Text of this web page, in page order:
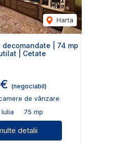
Harta
| 74 mp
| Cetate
(negociabil)
de vânzare
75 mp
detalii